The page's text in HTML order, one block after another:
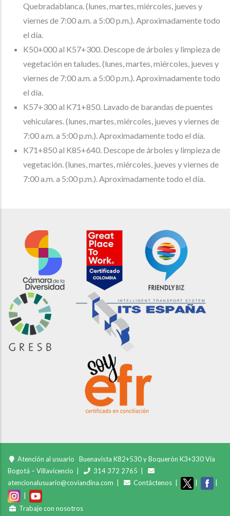
Quebradablanca. (lunes, martes, miércoles, jueves y
viernes de 7:00 a.m. a 5:00 p.m.). Aproximadamente todo
el día.
K50+000 al K57+300. Descope de árboles y limpieza de
vegetación en taludes. (lunes, martes, miércoles, jueves y
viernes de 7:00 a.m. a 5:00 p.m.). Aproximadamente todo
el día.
K57+300 al K71+850. Lavado de barandas de puentes
vehiculares. (lunes, martes, miércoles, jueves y viernes de
7:00 a.m. a 5:00 p.m.). Aproximadamente todo el día.
K71+850 al K85+640. Descope de árboles y limpieza de
vegetación. (lunes, martes, miércoles, jueves y viernes de
7:00 a.m. a 5:00 p.m.). Aproximadamente todo el día.
Atención al usuario Buenavista K82+530 y Boquerón K3+330 Vía
Bogotá – Villavicencio |
314 372 2765 |
atencionalusuario@coviandina.com |
Contáctenos | |
|
|
Trabaje con nosotros